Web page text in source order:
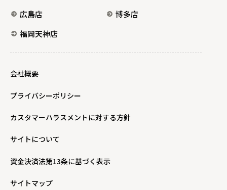
広島店
博多店
福岡天神店
会社概要
プライバシーポリシー
カスタマーハラスメントに対する方針
サイトについて
資金決済法第13条に基づく表示
サイトマップ